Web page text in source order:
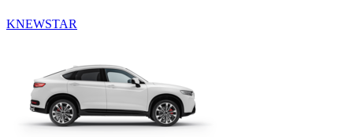
KNEWSTAR